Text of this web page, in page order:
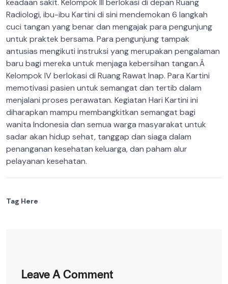
keadaan sakit. Kelompok III berlokasi di depan Ruang
Radiologi, ibu-ibu Kartini di sini mendemokan 6 langkah
cuci tangan yang benar dan mengajak para pengunjung
untuk praktek bersama. Para pengunjung tampak
antusias mengikuti instruksi yang merupakan pengalaman
baru bagi mereka untuk menjaga kebersihan tangan.Â
Kelompok IV berlokasi di Ruang Rawat Inap. Para Kartini
memotivasi pasien untuk semangat dan tertib dalam
menjalani proses perawatan. Kegiatan Hari Kartini ini
diharapkan mampu membangkitkan semangat bagi
wanita Indonesia dan semua warga masyarakat untuk
sadar akan hidup sehat, tanggap dan siaga dalam
penanganan kesehatan keluarga, dan paham alur
pelayanan kesehatan.
Tag Here
Leave A Comment